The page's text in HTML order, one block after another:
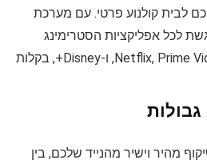
לבית קולנוע פרטי. עם מערכת
לכל אפליקציות הסטרימינג
המועדפות עליכם, כולל Netflix, Prime Video, ו-Disney+, בקלות
גבולות
מהיר וישיר מהנייד שלכם, בין